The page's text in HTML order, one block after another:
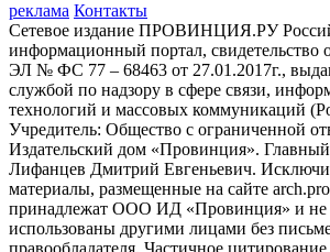
реклама Контакты
Сетевое издание ПРОВИНЦИЯ.РУ
информационный портал,
ЭЛ № ФС 77 – 68463 от 27.01.2017г.,
службой по надзору в сфере связи,
технологий и массовых коммуникаций
Учредитель: Общество с ограниченной
Издательский дом «Провинция». Главный
Лифанцев Дмитрий Евгеньевич.
материалы, размещенные на сайте
принадлежат ООО ИД «Провинция» и не
использованы другими лицами без